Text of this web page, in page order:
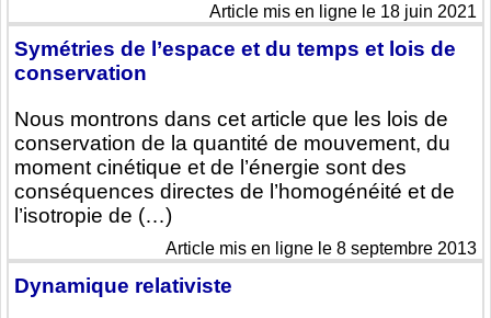
Article mis en ligne le 18 juin 2021
Symétries de l’espace et du temps et lois de
conservation
Nous montrons dans cet article que les lois de
conservation de la quantité de mouvement, du
moment cinétique et de l’énergie sont des
conséquences directes de l’homogénéité et de
l’isotropie de (…)
Article mis en ligne le 8 septembre 2013
Dynamique relativiste